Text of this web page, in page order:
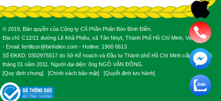
© 2019, Bản quyền của Công ty Cổ Phần Phân Bón Bình Điền.
Địa chỉ: C12/21 đường Lê Khả Phiêu, xã Tân Nhựt, Thành Phố Hồ Chí Minh, Việt Nam.
- Email: fertilizer@binhdien.com - Hotline: 1900 6613
Số ĐKKD: 0302975517 do Sở Kế hoạch và Đầu tư Thành phố Hồ Chí Minh cấp ngày 25
tháng 01 năm 2011. Người đại diện: ông NGÔ VĂN ĐÔNG.
[Quy định chung] [Chính sách bảo mật] [Quyết định lưu hành]